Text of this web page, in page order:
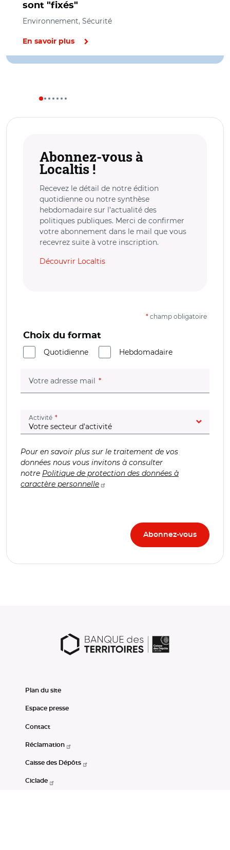
sont "fixés"
Environnement, Sécurité
En savoir plus
Abonnez-vous à
Localtis !
Recevez le détail de notre édition
quotidienne ou notre synthèse
hebdomadaire sur l’actualité des
politiques publiques. Merci de confirmer
votre abonnement dans le mail que vous
recevrez suite à votre inscription.
Découvrir Localtis
* champ obligatoire
Choix du format
Quotidienne
Hebdomadaire
Votre adresse mail (champ obligatoire)
Activité (champ obligatoire)
Pour en savoir plus sur le traitement de vos
données nous vous invitons à consulter
notre Politique de protection des données à
caractère personnelle
Plan du site
Espace presse
Contact
Réclamation
Caisse des Dépôts
Ciclade